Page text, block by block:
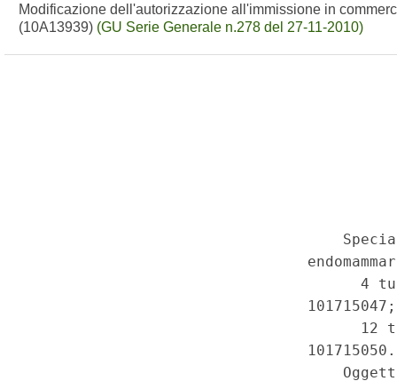
Modificazione dell'autorizzazione all'immissione in
(10A13939) (GU Serie Generale n.278 del 27-11-2010)